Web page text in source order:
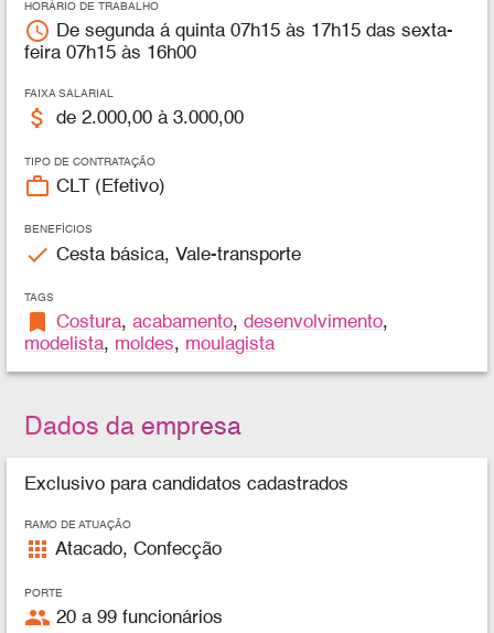
HORÁRIO DE TRABALHO
access_time De segunda á quinta 07h15 às 17h15 das sexta-
feira 07h15 às 16h00
FAIXA SALARIAL
attach_money de 2.000,00 à 3.000,00
TIPO DE CONTRATAÇÃO
work_outline CLT (Efetivo)
BENEFÍCIOS
check Cesta básica, Vale-transporte
TAGS
bookmark Costura,acabamento,desenvolvimento,
modelista, moldes, moulagista
Dados da empresa
Exclusivo para candidatos cadastrados
RAMO DE ATUAÇÃO
apps Atacado, Confecção
PORTE
people 20 a 99 funcionários